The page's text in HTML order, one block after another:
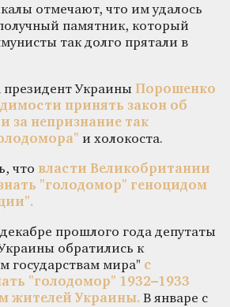
отмечают, что им удалось
памятник, который
так долго прятали в
Украины Порошенко
принять закон об
за непризнание так
и холокоста.
что власти Великобритании
"голодомор" геноцидом
прошлого года депутаты
обратились к
государствам мира" с
"голодомор" 1932–1933
жителей Украины. В январе с